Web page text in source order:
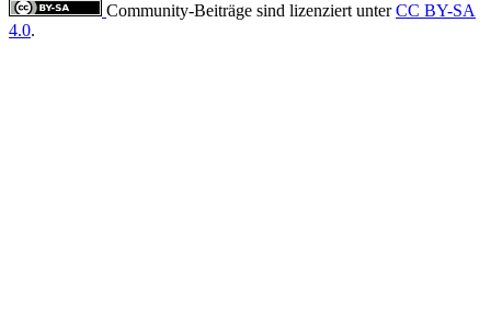
Community-Beiträge sind lizenziert unterCC BY-SA
4.0.